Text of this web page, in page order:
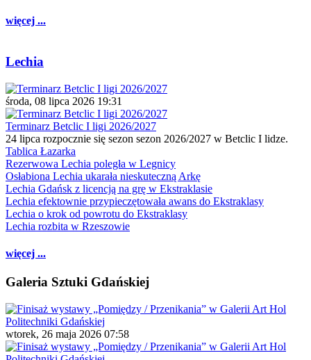
więcej ...
Lechia
środa, 08 lipca 2026 19:31
Terminarz Betclic I ligi 2026/2027
24 lipca rozpocznie się sezon sezon 2026/2027 w Betclic I lidze.
Tablica Łazarka
Rezerwowa Lechia poległa w Legnicy
Osłabiona Lechia ukarała nieskuteczną Arkę
Lechia Gdańsk z licencją na grę w Ekstraklasie
Lechia efektownie przypieczętowała awans do Ekstraklasy
Lechia o krok od powrotu do Ekstraklasy
Lechia rozbita w Rzeszowie
więcej ...
Galeria Sztuki Gdańskiej
wtorek, 26 maja 2026 07:58